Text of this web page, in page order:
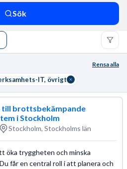
Sök
Rensa alla
IT, övrigt
till brottsbekämpande
i Stockholm
Stockholm, Stockholms län
öka tryggheten och minska
får en central roll i att planera och